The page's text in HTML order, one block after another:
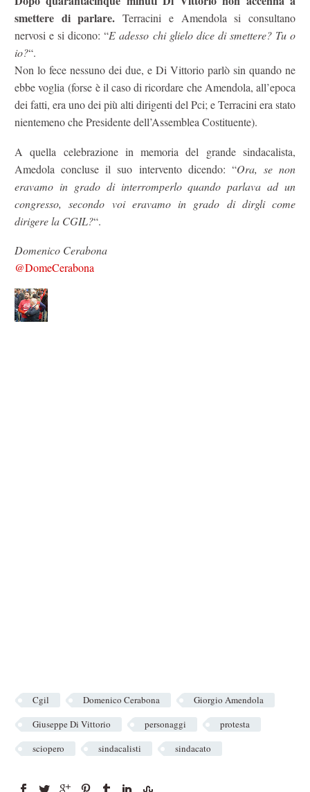
smettere di parlare. Terracini e Amendola si consultano
nervosi e si dicono: “E adesso chi glielo dice di smettere? Tu o
io?“.
Non lo fece nessuno dei due, e Di Vittorio parlò sin quando ne
ebbe voglia (forse è il caso di ricordare che Amendola, all’epoca
dei fatti, era uno dei più alti dirigenti del Pci; e Terracini era stato
nientemeno che Presidente dell’Assemblea Costituente).
A quella celebrazione in memoria del grande sindacalista,
Amedola concluse il suo intervento dicendo: “Ora, se non
eravamo in grado di interromperlo quando parlava ad un
congresso, secondo voi eravamo in grado di dirgli come
dirigere la CGIL?“.
Domenico Cerabona
@DomeCerabona
Cgil Domenico Cerabona
Giorgio Amendola
Giuseppe Di Vittorio
personaggi
protesta
sciopero
sindacalisti sindacato